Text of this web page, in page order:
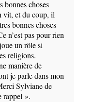
bonnes choses
vit, et du coup, il
bonnes choses
n’est pas pour rien
un rôle si
religions.
manière de
je parle dans mon
Sylviane de
rappel ».